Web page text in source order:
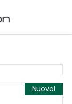
Nuovo!